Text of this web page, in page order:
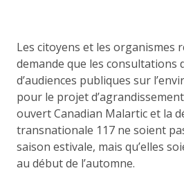
Les citoyens et les organismes
demande que les consultations
d’audiences publiques sur
pour le projet
ouvert Canadian Malartic et la
transnationale 117 ne soient
saison estivale, mais qu’elles
au début de l’automne.